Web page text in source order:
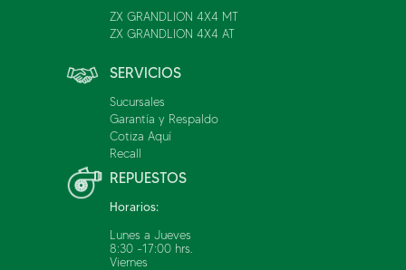
ZX GRANDLION 4X4 MT
ZX GRANDLION 4X4 AT
SERVICIOS
Sucursales
Garantía y Respaldo
Cotiza Aquí
Recall
REPUESTOS
Horarios:
Lunes a Jueves
8:30 -17:00 hrs.
Viernes